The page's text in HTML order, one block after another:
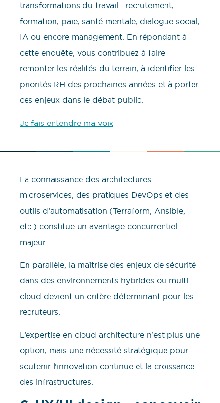
transformations du travail : recrutement,
formation, paie, santé mentale, dialogue social,
IA ou encore management. En répondant à
cette enquête, vous contribuez à faire
remonter les réalités du terrain, à identifier les
priorités RH des prochaines années et à porter
ces enjeux dans le débat public.
Je fais entendre ma voix
La connaissance des architectures
microservices, des pratiques DevOps et des
outils d’automatisation (Terraform, Ansible,
etc.) constitue un avantage concurrentiel
majeur.
En parallèle, la maîtrise des enjeux de sécurité
dans des environnements hybrides ou multi-
cloud devient un critère déterminant pour les
recruteurs.
L’expertise en cloud architecture n’est plus une
option, mais une nécessité stratégique pour
soutenir l’innovation continue et la croissance
des infrastructures.